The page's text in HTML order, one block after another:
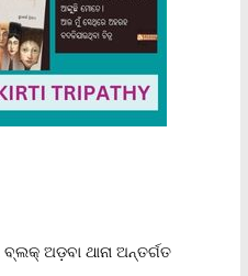
ଅଡ଼ବା ଥାନା ଅନ୍ତର୍ଗତ